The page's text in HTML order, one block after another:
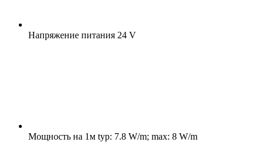
Напряжение питания 24 V
Мощность на 1м typ: 7.8 W/m; max: 8 W/m